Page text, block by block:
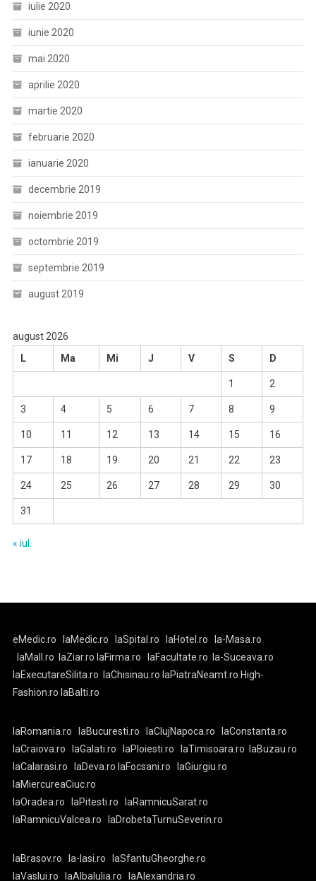
iulie 2020
iunie 2020
mai 2020
aprilie 2020
martie 2020
februarie 2020
ianuarie 2020
decembrie 2019
noiembrie 2019
octombrie 2019
septembrie 2019
august 2019
august 2026
L
Ma Mi J V S D
1 2
3 4 5 6 7 8 9
10 11 12 13 14 15 16
17 18 19 20 21 22 23
24 25 26 27 28 29 30
31
« iul.
eMedic.ro laMedic.ro laSpital.ro laHotel.ro
la-Masa.ro
laMall.ro
laZiar.ro laFirma.ro laFacultate.ro
la-Suceava.ro
laExecutareSilita.ro
laChisinau.ro laPiatraNeamt.ro High-
Fashion.ro laBalti.ro
laRomania.ro laBucuresti.ro laClujNapoca.ro
laConstanta.ro
laCraiova.ro
laGalati.ro laPloiesti.ro laTimisoara.ro
laBuzau.ro
laCalarasi.ro
laDeva.ro laFocsani.ro
laGiurgiu.ro
laMiercureaCiuc.ro
laOradea.ro
laPitesti.ro
laRamnicuSarat.ro
laRamnicuValcea.ro
laDrobetaTurnuSeverin.ro
laBrasov.ro la-Iasi.ro
laSfantuGheorghe.ro
laVaslui.ro
laAlbaIulia.ro laAlexandria.ro